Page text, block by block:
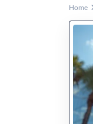
Home